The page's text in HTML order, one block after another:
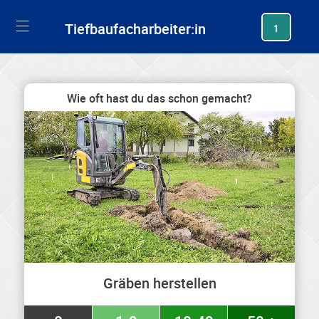
Tiefbaufacharbeiter:in 1
Wie oft hast du das schon gemacht?
Gräben herstellen